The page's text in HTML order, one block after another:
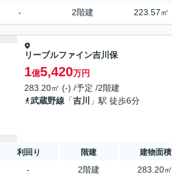
- 2階建 223.57㎡
リーブルファイン吉川保
1億5,420万円
283.20㎡ (-) /予定 /2階建
武蔵野線 「吉川 」駅 徒歩6分
利回り 階建 建物面積
- 2階建 283.20㎡